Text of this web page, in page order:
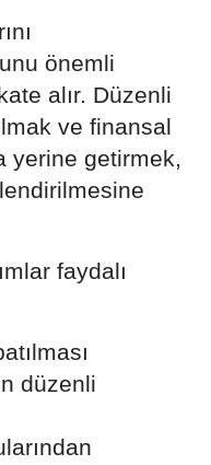
önemli
alır. Düzenli
ve finansal
yerine getirmek,
faydalı
düzenli